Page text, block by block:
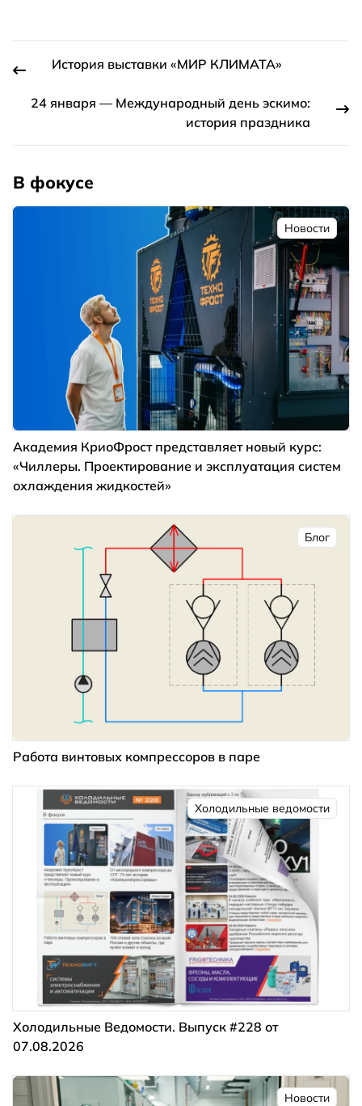
История выставки «МИР КЛИМАТА»
24 января — Международный день эскимо:
история праздника
В фокусе
Новости
Академия КриоФрост представляет новый курс:
«Чиллеры. Проектирование и эксплуатация систем
охлаждения жидкостей»
Блог
Работа винтовых компрессоров в паре
Холодильные ведомости
Холодильные Ведомости. Выпуск #228 от
07.08.2026
Новости